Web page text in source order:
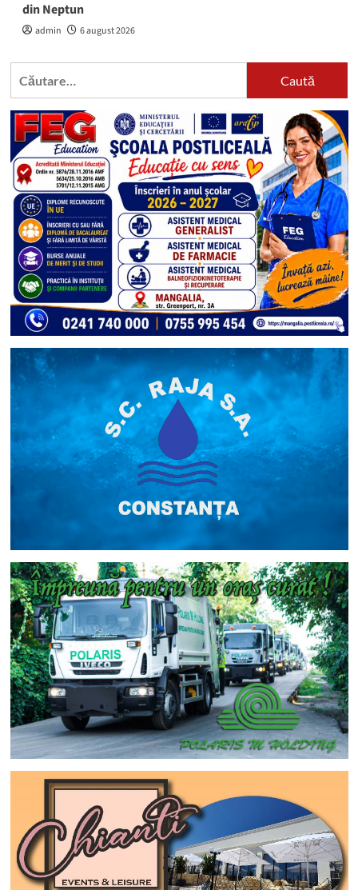
din Neptun
admin 6 august 2026
Caută